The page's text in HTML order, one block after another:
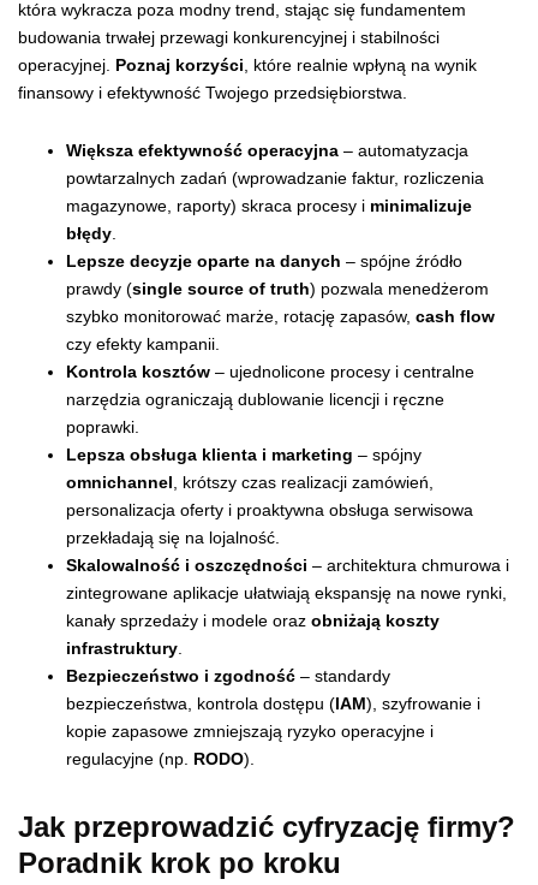
która wykracza poza modny trend, stając się fundamentem
budowania trwałej przewagi konkurencyjnej i stabilności
operacyjnej. Poznaj korzyści, które realnie wpłyną na wynik
finansowy i efektywność Twojego przedsiębiorstwa.
Większa efektywność operacyjna – automatyzacja
powtarzalnych zadań (wprowadzanie faktur, rozliczenia
magazynowe, raporty) skraca procesy i minimalizuje
błędy.
Lepsze decyzje oparte na danych – spójne źródło
prawdy (single source of truth) pozwala menedżerom
szybko monitorować marże, rotację zapasów, cash flow
czy efekty kampanii.
Kontrola kosztów – ujednolicone procesy i centralne
narzędzia ograniczają dublowanie licencji i ręczne
poprawki.
Lepsza obsługa klienta i marketing – spójny
omnichannel , krótszy czas realizacji zamówień,
personalizacja oferty i proaktywna obsługa serwisowa
przekładają się na lojalność.
Skalowalność i oszczędności – architektura chmurowa i
zintegrowane aplikacje ułatwiają ekspansję na nowe rynki,
kanały sprzedaży i modele oraz obniżają koszty
infrastruktury.
Bezpieczeństwo i zgodność – standardy
bezpieczeństwa, kontrola dostępu ( IAM ), szyfrowanie i
kopie zapasowe zmniejszają ryzyko operacyjne i
regulacyjne (np. RODO).
Jak przeprowadzić cyfryzację firmy?
Poradnik krok po kroku